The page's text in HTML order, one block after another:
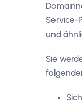
Service-
und
Sie